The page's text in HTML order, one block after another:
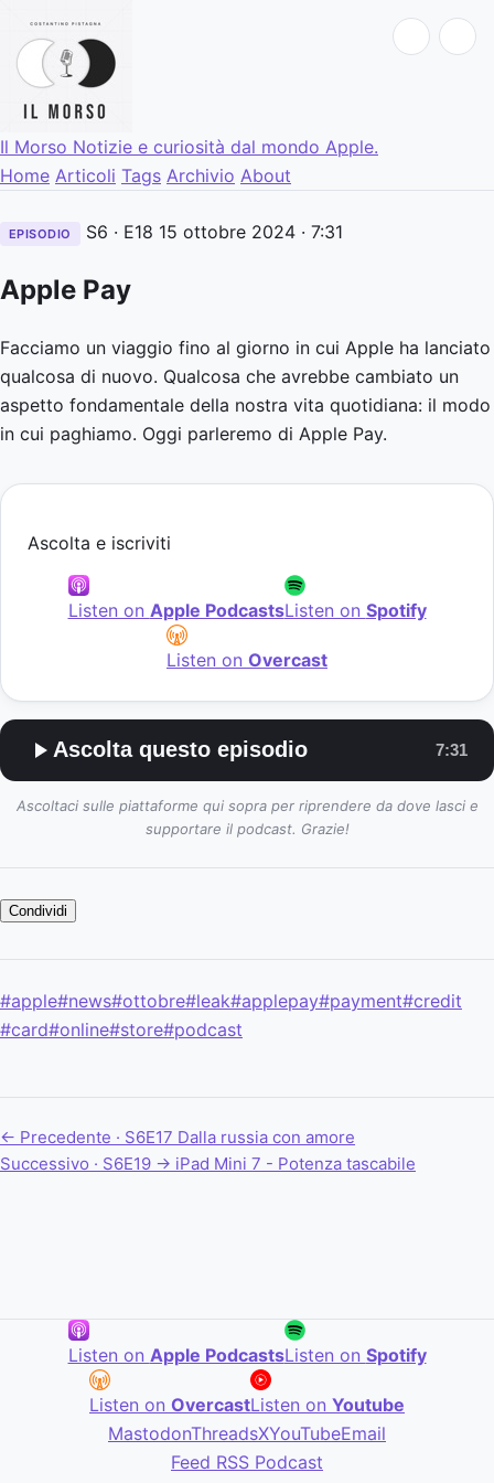
Il Morso Notizie e curiosità dal mondo Apple.
Home Articoli Tags Archivio About
EPISODIO S6 · E18 15 ottobre 2024 · 7:31
Apple Pay
Facciamo un viaggio fino al giorno in cui Apple ha lanciato
qualcosa di nuovo. Qualcosa che avrebbe cambiato un
aspetto fondamentale della nostra vita quotidiana: il modo
in cui paghiamo. Oggi parleremo di Apple Pay.
Ascolta e iscriviti
Listen on Apple PodcastsListen on Spotify
Listen on Overcast
Ascolta questo episodio 7:31
Ascoltaci sulle piattaforme qui sopra per riprendere da dove lasci e
supportare il podcast. Grazie!
Condividi
#apple#news#ottobre#leak#applepay#payment#credit
#card#online#store#podcast
← Precedente · S6E17 Dalla russia con amore
Successivo · S6E19 → iPad Mini 7 - Potenza tascabile
Listen on Apple PodcastsListen on Spotify
Listen on OvercastListen on Youtube
MastodonThreadsXYouTubeEmail
Feed RSS Podcast